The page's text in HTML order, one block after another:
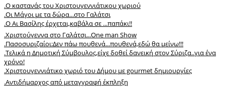
.Ο καστανάς του Χριστουγεννιάτικου χωριού
.Οι Μάγοι με τα δώρα...στο Γαλάτσι
.O Αι Βασίλης έρχεται,καβάλα σε ...παπάκι!!
.Xριστούγεννα στο Γαλάτσι...Οne man Show
.Πασοσυριζαίοι:Δεν πάω πουθενά...πουθενά,εδώ θα μείνω!!!
.Τελικά η Δημοτική Σύμβουλος,είχε δοθεί δανεική στον Σύριζα..για ένα
χρόνο!
.Χριστουγεννιάτικο χωριό του Δήμου με gourmet δημιουργίες
.Αντιδήμαρχος από μεταγγραφή έκπληξη